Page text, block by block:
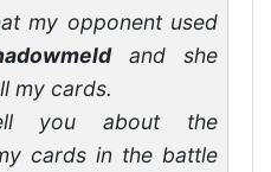
my opponent used
and she
my cards.
you about the
cards in the battle